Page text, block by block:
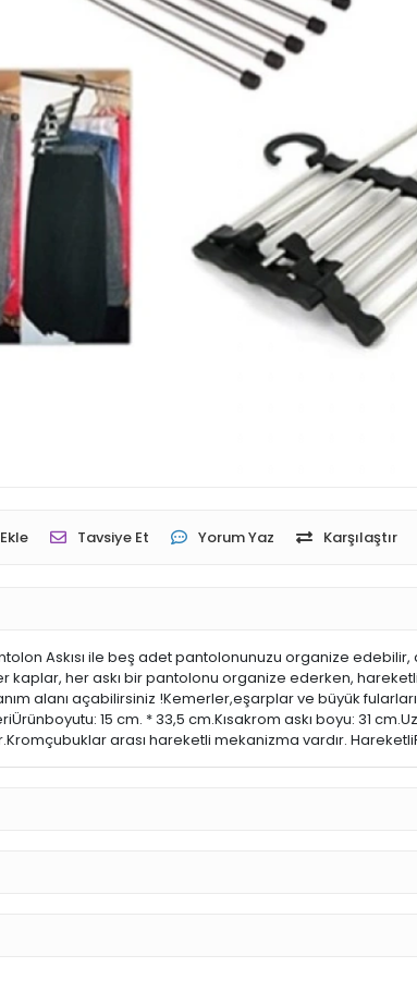
Tavsiye Et Yorum Yaz Karşılaştır
Askısı ile beş adet pantolonunuzu organize
kaplar, her askı bir pantolonu organize ederken,
alanı açabilirsiniz !Kemerler,eşarplar ve büyük
15 cm. * 33,5 cm.Kısakrom askı boyu: 31
arası hareketli mekanizma vardır.